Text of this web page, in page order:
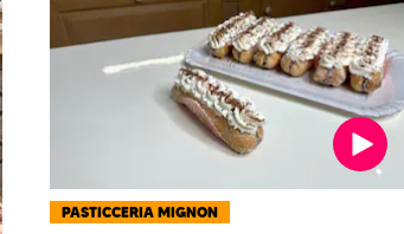
PASTICCERIA MIGNON